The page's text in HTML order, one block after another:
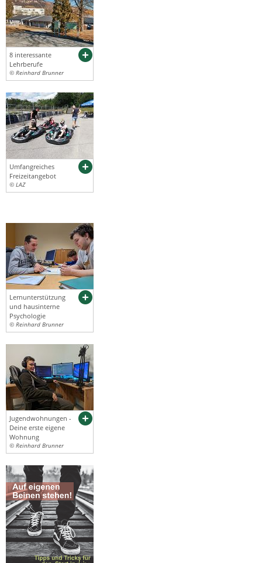
8 interessante
Lehrberufe
© Reinhard Brunner
Umfangreiches
Freizeitangebot
© LAZ
Lernunterstützung
und hausinterne
Psychologie
© Reinhard Brunner
Jugendwohnungen -
Deine erste eigene
Wohnung
© Reinhard Brunner